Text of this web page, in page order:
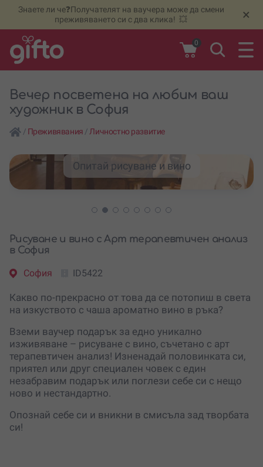
Знаете ли че❓Получателят на ваучера може да смени
преживяването си с два клика! 💥
×
0
Вечер посветена на любим ваш
художник в София
/ Преживявания / Личностно развитие
Опитай рисуване и вино
Рисуване и вино с Арт терапевтичен анализ
в София
София ID5422
Какво по-прекрасно от това да се потопиш в света
на изкуството с чаша ароматно вино в ръка?
Вземи ваучер подарък за едно уникално
изживяване – рисуване с вино, съчетано с арт
терапевтичен анализ! Изненадай половинката си,
приятел или друг специален човек с един
незабравим подарък или поглези себе си с нещо
ново и нестандартно.
Опознай себе си и вникни в смисъла зад творбата
си!